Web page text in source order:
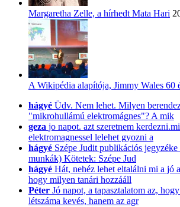
Margaretha Zelle, a hírhedt Mata Hari
A Wikipédia alapítója, Jimmy Wales 60
hágyé Üdv. Nem lehet. Milyen
"mikrohullámú elektromágnes"? A mik
geza jo napot. azt szeretnem
elektromagnessel lelehet gyozni a
hágyé Szépe Judit publikációs
munkák) Kötetek: Szépe Jud
hágyé Hát, nehéz lehet eltalálni mi a jó
hogy milyen tanári hozzááll
Péter Jó napot, a tapasztalatom az,
létszáma kevés, hanem az agr